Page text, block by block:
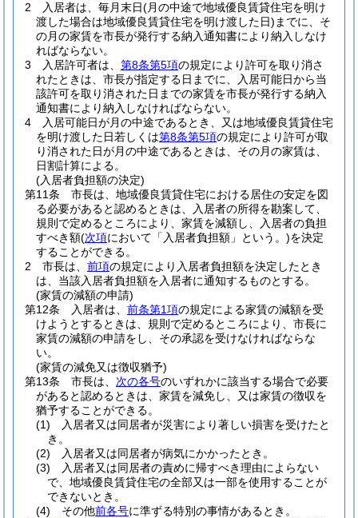
2
入居者は、毎月末日(月の中途で地域優良賃貸住宅を明け
渡した場合は地域優良賃貸住宅を明け渡した日) までに、そ
の月の家賃を市長が発行する納入通知書により納入しなけ
ればならない。
3
入居許可者は、 第8条第5項の規定により許可を取り消さ
れたときは、市長が指定する日までに、入居可能日から当
該許可を取り消された日までの家賃を市長が発行する納入
通知書により納入しなければならない。
4
入居可能日が月の中途であるとき、又は地域優良賃貸住宅
を明け渡した日若しくは第8条第5項の規定により許可が取
り消された日が月の中途であるときは、その月の家賃は、
日割計算による。
(入居者負担額の決定)
第11条
市長は、地域優良賃貸住宅における居住の安定を図
る必要があると認めるときは、入居者の所得を勘案して、
規則で定めるところにより、家賃を減額し、入居者の負担
すべき額(次項において「入居者負担額」という。)を決定
することができる。
2
市長は、 前項の規定により入居者負担額を決定したとき
は、当該入居者負担額を入居者に通知するものとする。
(家賃の減額の申請)
第12条
入居者は、 前条第1項の規定による家賃の減額を受
けようとするときは、規則で定めるところにより、市長に
家賃の減額の申請をし、その承認を受けなければならな
い。
(家賃の減免又は徴収猶予)
第13条
市長は、 次の各号のいずれかに該当する場合で必要
があると認めるときは、家賃を減免し、又は家賃の徴収を
猶予することができる。
(1)
入居者又は同居者が災害により著しい損害を受けたと
き。
(2)
入居者又は同居者が病気にかかったとき。
(3)
入居者又は同居者の責めに帰すべき理由によらない
で、地域優良賃貸住宅の全部又は一部を使用することが
できないとき。
(4)
その他前各号に準ずる特別の事情があるとき。